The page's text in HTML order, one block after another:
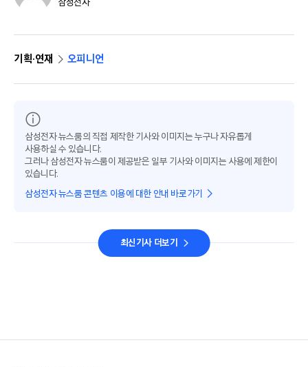
삼성전자
기획·연재 오피니언
삼성전자 뉴스룸의 직접 제작한 기사와 이미지는 누구나 자유롭게
사용하실 수 있습니다.
그러나 삼성전자 뉴스룸이 제공받은 일부 기사와 이미지는 사용에 제한이
있습니다.
삼성전자 뉴스룸 콘텐츠 이용에 대한 안내 바로가기
최신기사 더보기